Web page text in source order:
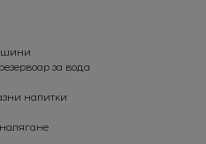
за вода
напитки